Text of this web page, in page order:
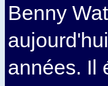
Benny
années. Il